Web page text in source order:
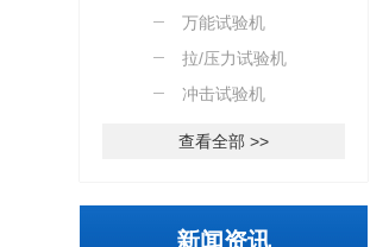
万能试验机
拉/压力试验机
冲击试验机
查看全部 >>
新闻资讯